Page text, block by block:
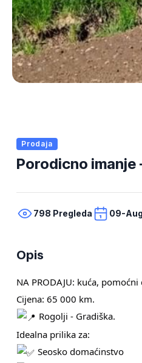
Prodaja
Porodicno imanje
798 Pregleda 09-
Opis
NA PRODAJU: kuća,
Cijena: 65 000 km.
Rogolji - Gradiška.
Idealna prilika za:
Seosko domaćinstvo